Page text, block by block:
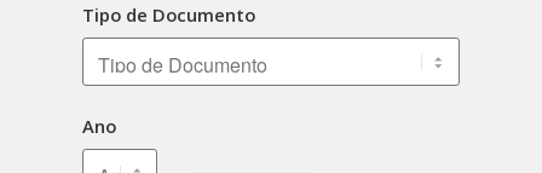
Tipo de Documento
Ano